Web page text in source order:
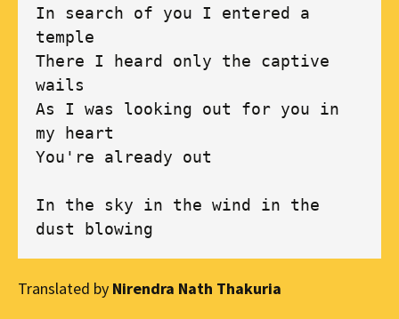
In search of you I entered a
temple
There I heard only the captive
wails
As I was looking out for you in
my heart
You're already out
In the sky in the wind in the
Translated by Nirendra Nath Thakuria